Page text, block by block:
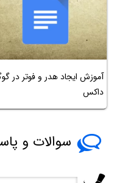
آموزش ایجاد هدر و فوتر در
داکس
سوالات و